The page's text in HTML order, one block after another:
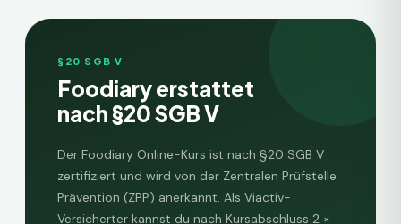
§20 SGB V
Foodiary erstattet
nach §20 SGB V
Der Foodiary Online-Kurs ist nach §20 SGB V
zertifiziert und wird von der Zentralen Prüfstelle
Prävention (ZPP) anerkannt. Als Viactiv-
Versicherter kannst du nach Kursabschluss 2 ×